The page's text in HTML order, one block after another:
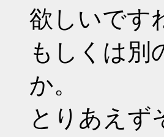
欲しいです
もしくは別
か。
とりあえず